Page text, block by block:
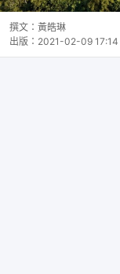
撰文： 黃皓琳
出版： 2021-02-09 17:14